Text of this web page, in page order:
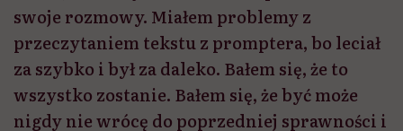
swoje rozmowy. Miałem problemy z
przeczytaniem tekstu z promptera, bo leciał
za szybko i był za daleko. Bałem się, że to
wszystko zostanie. Bałem się, że być może
nigdy nie wrócę do poprzedniej sprawności i